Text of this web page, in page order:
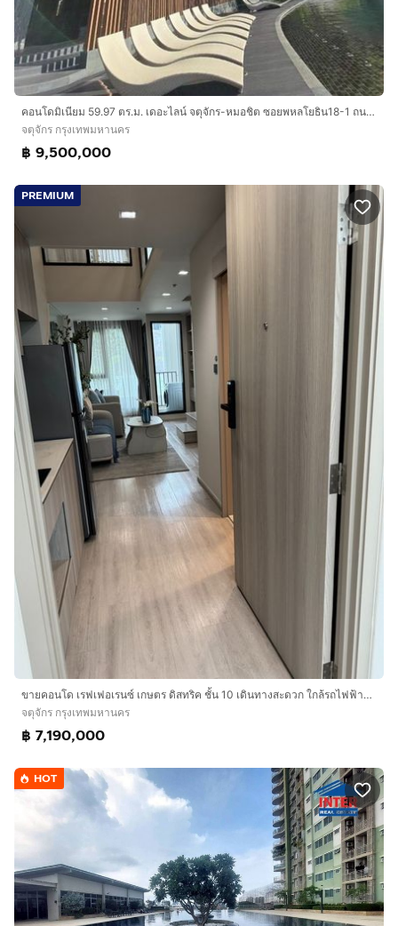
คอนโดมิเนียม 59.97 ตร.ม. เดอะไลน์ จตุจักร-หมอชิต ซอยพหลโยธิน18-1 ถนนกำแพงเพชร3 ถนนพหลโยธิน เขตจตุจักร กรุงเทพมหานคร
จตุจักร กรุงเทพมหานคร
฿ 9,500,000
PREMIUM
ขายคอนโด เรฟเฟอเรนซ์ เกษตร ดิสทริค ชั้น 10 เดินทางสะดวก ใกล้รถไฟฟ้าสายสีแดง สถานีบางเขน
จตุจักร กรุงเทพมหานคร
฿ 7,190,000
HOT